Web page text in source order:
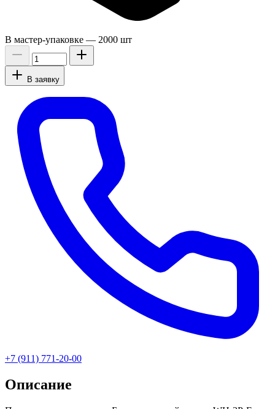
В мастер-упаковке — 2000 шт
В заявку
+7 (911) 771-20-00
Описание